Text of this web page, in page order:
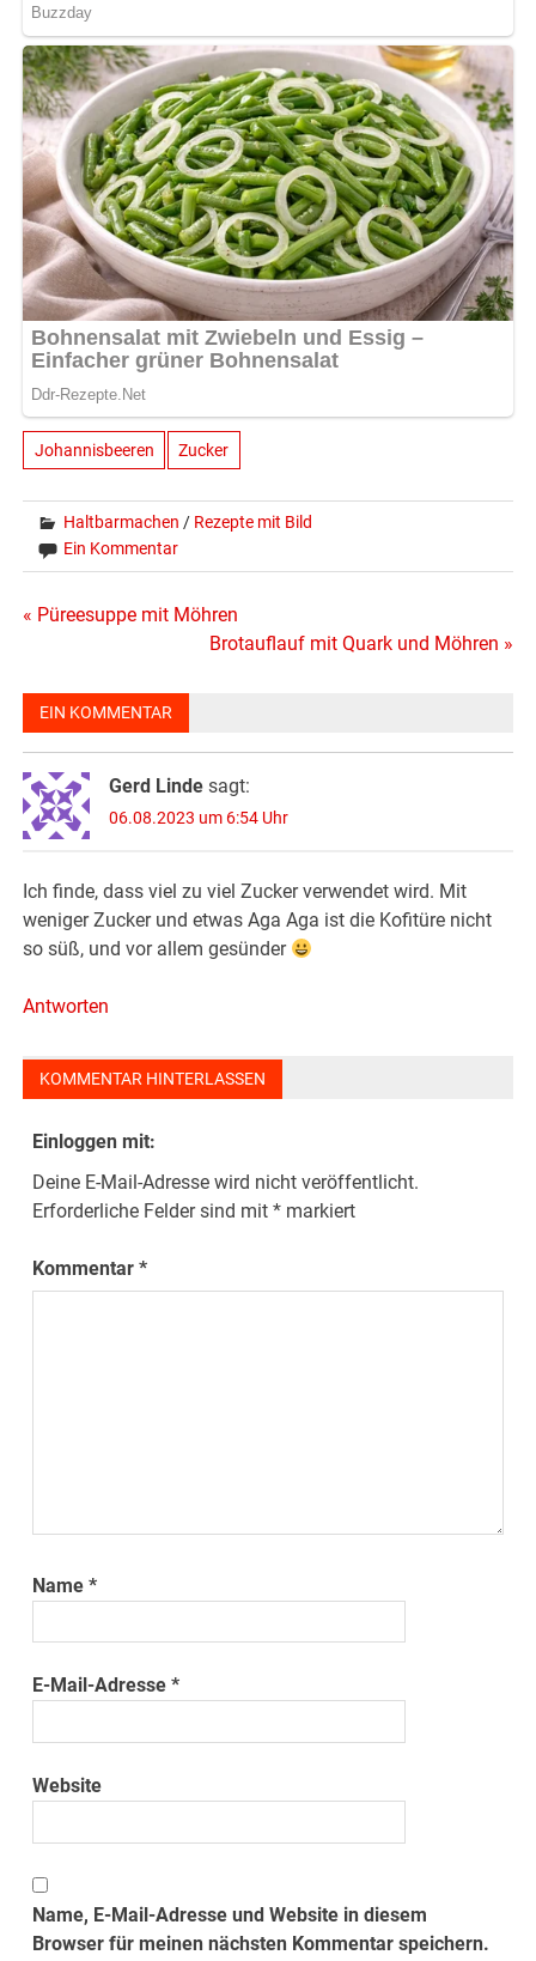
Johannisbeeren Zucker
Haltbarmachen / Rezepte mit Bild
Ein Kommentar
Beitragsnavigation
« Püreesuppe mit Möhren
Brotauflauf mit Quark und Möhren »
EIN KOMMENTAR
Gerd Linde sagt:
06.08.2023 um 6:54 Uhr
Ich finde, dass viel zu viel Zucker verwendet wird. Mit
weniger Zucker und etwas Aga Aga ist die Kofitüre nicht
so süß, und vor allem gesünder
Antworten
KOMMENTAR HINTERLASSEN
Einloggen mit:
Deine E-Mail-Adresse wird nicht veröffentlicht.
Erforderliche Felder sind mit* markiert
Kommentar*
Name*
E-Mail-Adresse*
Website
Name, E-Mail-Adresse und Website in diesem
Browser für meinen nächsten Kommentar speichern.